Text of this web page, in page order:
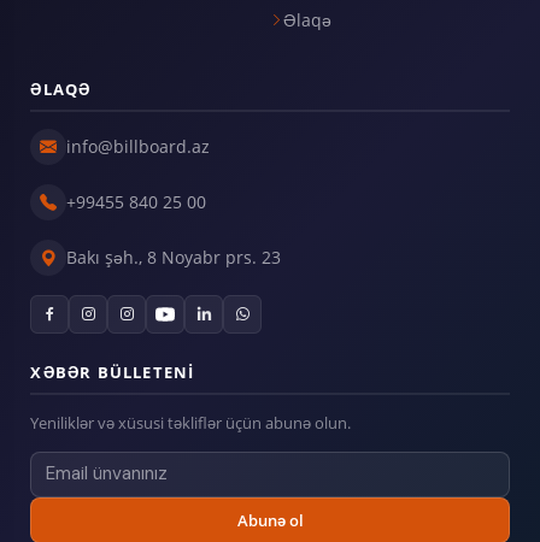
Əlaqə
ƏLAQƏ
info@billboard.az
+99455 840 25 00
Bakı şəh., 8 Noyabr prs. 23
XƏBƏR BÜLLETENI
Yeniliklər və xüsusi təkliflər üçün abunə olun.
Abunə ol